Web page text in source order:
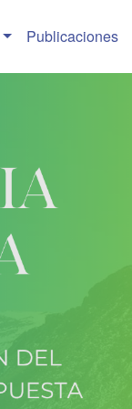
Publicaciones